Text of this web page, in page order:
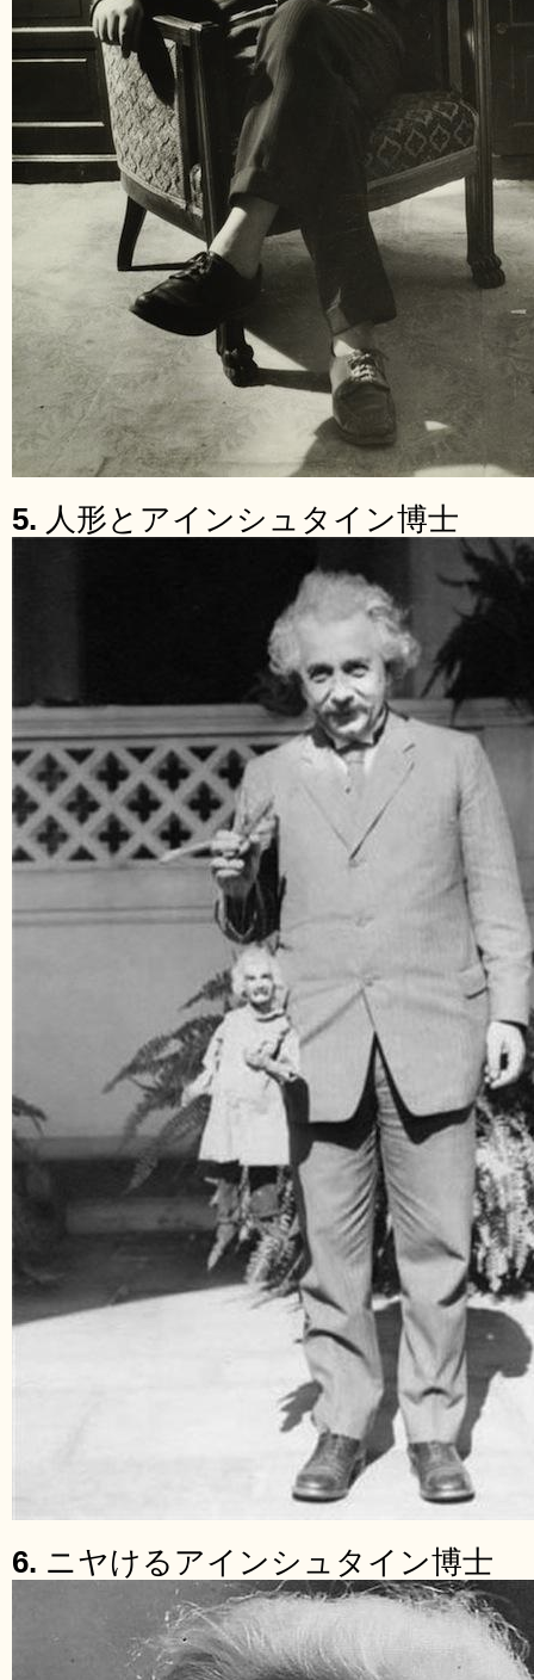
5. 人形とアインシュタイン博士
6. ニヤけるアインシュタイン博士